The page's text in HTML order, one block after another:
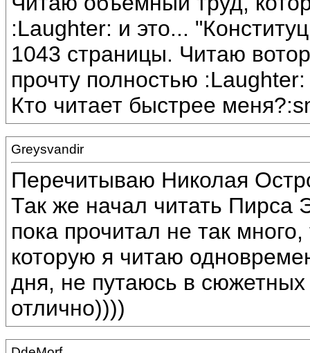
:Laughter: и это...
1043 страницы. Читаю
прочту полностью :Laughter:
Кто читает быстрее
Greysvandir
Перечитываю Николая
Так же начал читать Пирса
пока прочитал не так много,
которую я читаю
дня, не путаюсь в
отлично))))